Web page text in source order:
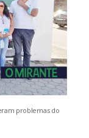
problemas do